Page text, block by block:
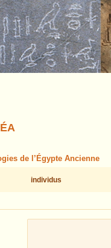
de l’Égypte Ancienne
individus